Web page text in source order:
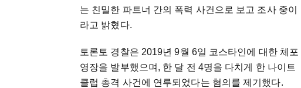
는 친밀한 파트너 간의 폭력 사건으로 보고 조사 중이
라고 밝혔다.
토론토 경찰은 2019년 9월 6일 코스타인에 대한 체포
영장을 발부했으며, 한 달 전 4명을 다치게 한 나이트
클럽 총격 사건에 연루되었다는 혐의를 제기했다.